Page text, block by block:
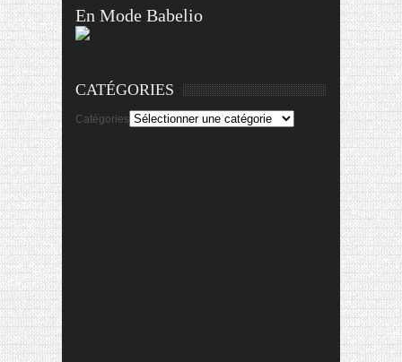
En Mode Babelio
CATÉGORIES
Catégories